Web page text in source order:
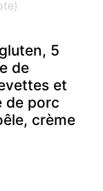
5
de
et
de porc
crème